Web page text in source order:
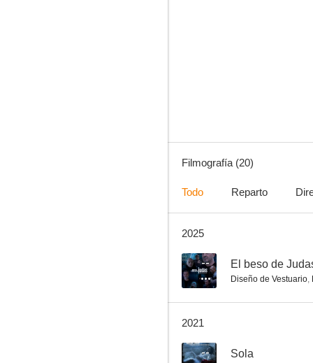
1.0
Filmografía (20)
Todo Reparto
2025
-- El beso de
Diseño de Vestuario,
2021
-- Sola